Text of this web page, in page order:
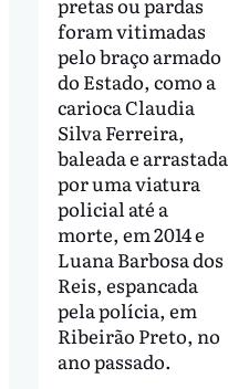
foram vitimadas
pelo braço armado
do Estado, como a
carioca Claudia
Silva Ferreira,
baleada e arrastada
por uma viatura
policial até a
morte, em 2014 e
Luana Barbosa dos
Reis, espancada
pela polícia, em
Ribeirão Preto, no
ano passado.